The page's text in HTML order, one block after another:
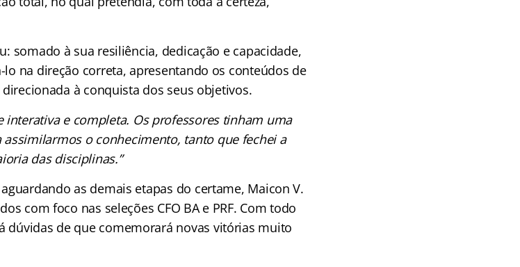
somado à sua resiliência, dedicação e capacidade,
na direção correta, apresentando os conteúdos de
à conquista dos seus objetivos.
interativa e completa. Os professores tinham uma
o conhecimento, tanto que fechei a
das disciplinas.”
as demais etapas do certame, Maicon V.
com foco nas seleções CFO BA e PRF. Com todo
dúvidas de que comemorará novas vitórias muito